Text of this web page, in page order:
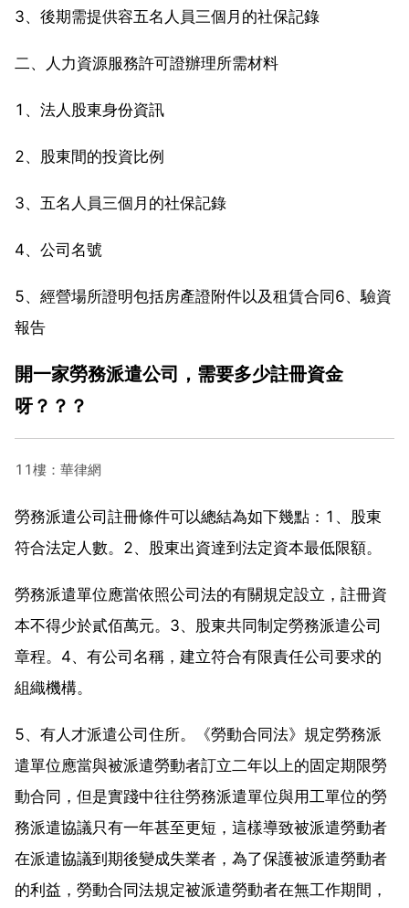
3、後期需提供容五名人員三個月的社保記錄
二、人力資源服務許可證辦理所需材料
1、法人股東身份資訊
2、股東間的投資比例
3、五名人員三個月的社保記錄
4、公司名號
5、經營場所證明包括房產證附件以及租賃合同6、驗資
報告
開一家勞務派遣公司，需要多少註冊資金
呀？？？
11樓：華律網
勞務派遣公司註冊條件可以總結為如下幾點：1、股東
符合法定人數。2、股東出資達到法定資本最低限額。
勞務派遣單位應當依照公司法的有關規定設立，註冊資
本不得少於貳佰萬元。3、股東共同制定勞務派遣公司
章程。4、有公司名稱，建立符合有限責任公司要求的
組織機構。
5、有人才派遣公司住所。《勞動合同法》規定勞務派
遣單位應當與被派遣勞動者訂立二年以上的固定期限勞
動合同，但是實踐中往往勞務派遣單位與用工單位的勞
務派遣協議只有一年甚至更短，這樣導致被派遣勞動者
在派遣協議到期後變成失業者，為了保護被派遣勞動者
的利益，勞動合同法規定被派遣勞動者在無工作期間，